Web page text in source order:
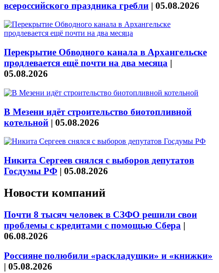
всероссийского праздника гребли | 05.08.2026
Перекрытие Обводного канала в Архангельске
продлевается ещё почти на два месяца |
05.08.2026
В Мезени идёт строительство биотопливной
котельной | 05.08.2026
Никита Сергеев снялся с выборов депутатов
Госдумы РФ | 05.08.2026
Новости компаний
Почти 8 тысяч человек в СЗФО решили свои
проблемы с кредитами с помощью Сбера |
06.08.2026
Россияне полюбили «раскладушки» и «книжки»
| 05.08.2026